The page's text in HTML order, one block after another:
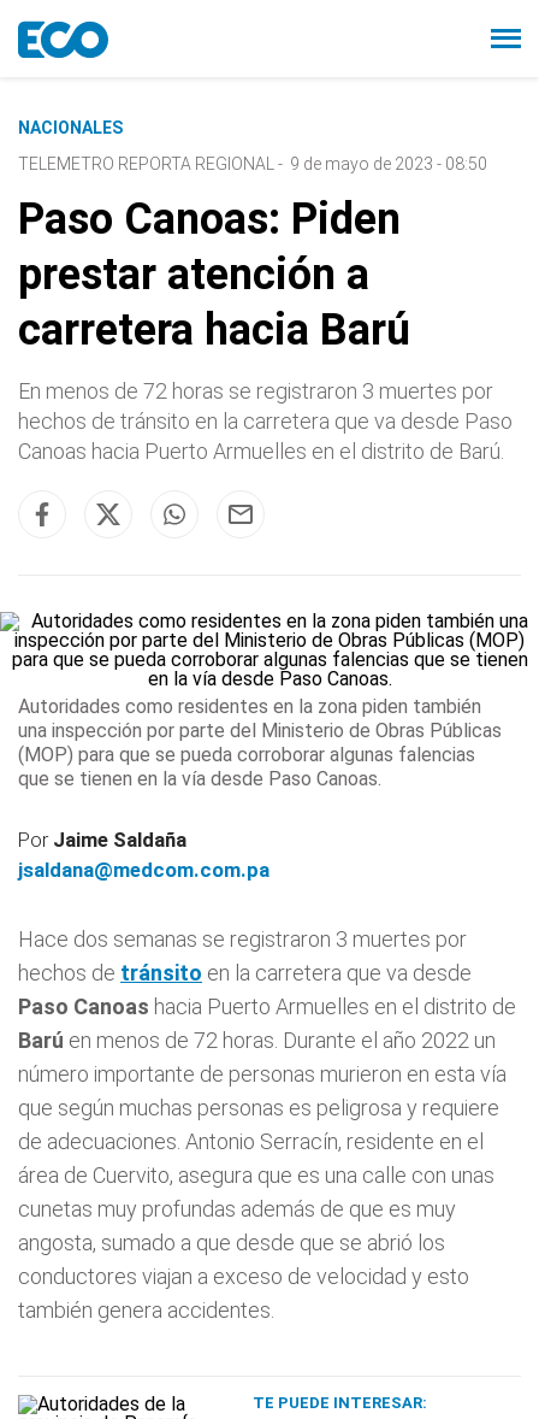
NACIONALES
TELEMETRO REPORTA REGIONAL
- 9 de mayo de 2023 - 08:50
Paso Canoas: Piden
prestar atención a
carretera hacia Barú
En menos de 72 horas se registraron 3 muertes por
hechos de tránsito en la carretera que va desde Paso
Canoas hacia Puerto Armuelles en el distrito de Barú.
Autoridades como residentes en la zona piden también
una inspección por parte del Ministerio de Obras Públicas
(MOP) para que se pueda corroborar algunas falencias
que se tienen en la vía desde Paso Canoas.
Por Jaime Saldaña
jsaldana@medcom.com.pa
Hace dos semanas se registraron 3 muertes por
hechos de tránsito en la carretera que va desde
Paso Canoas hacia Puerto Armuelles en el distrito de
Barú en menos de 72 horas. Durante el año 2022 un
número importante de personas murieron en esta vía
que según muchas personas es peligrosa y requiere
de adecuaciones. Antonio Serracín, residente en el
área de Cuervito, asegura que es una calle con unas
cunetas muy profundas además de que es muy
angosta, sumado a que desde que se abrió los
conductores viajan a exceso de velocidad y esto
también genera accidentes.
TE PUEDE INTERESAR: